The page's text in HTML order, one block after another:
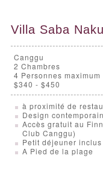
Villa Saba
Canggu
2 Chambres
4 Personnes maximum
$340 - $450
à proximité de
Design contemporain
Accès gratuit au
Club Canggu)
Petit déjeuner inclus
A Pied de la plage